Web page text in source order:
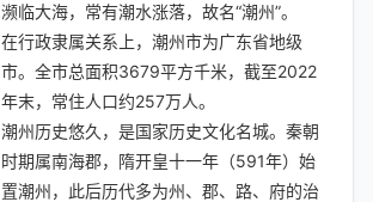
濒临大海，常有潮水涨落，故名“潮州”。
在行政隶属关系上，潮州市为广东省地级
市。全市总面积3679平方千米，截至2022
年末，常住人口约257万人。
潮州历史悠久，是国家历史文化名城。秦朝
时期属南海郡，隋开皇十一年（591年）始
置潮州，此后历代多为州、郡、路、府的治